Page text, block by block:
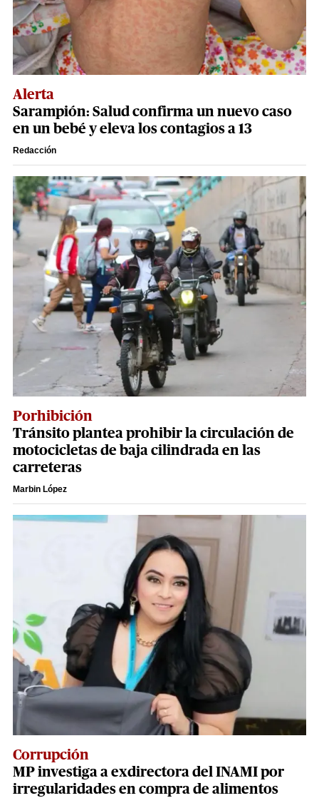
Alerta
Sarampión: Salud confirma un nuevo caso
en un bebé y eleva los contagios a 13
Redacción
Porhibición
Tránsito plantea prohibir la circulación de
motocicletas de baja cilindrada en las
carreteras
Marbin López
Corrupción
MP investiga a exdirectora del INAMI por
irregularidades en compra de alimentos